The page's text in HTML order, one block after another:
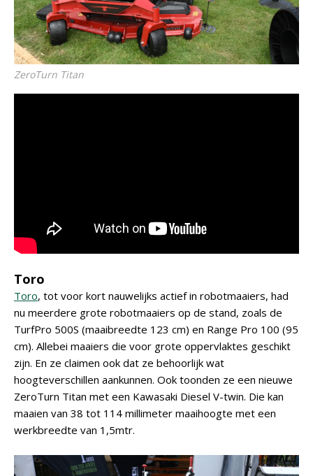
ZeroTurn Titan
Toro
Toro, tot voor kort nauwelijks actief in robotmaaiers, had
nu meerdere grote robotmaaiers op de stand, zoals de
TurfPro 500S (maaibreedte 123 cm) en Range Pro 100 (95
cm). Allebei maaiers die voor grote oppervlaktes geschikt
zijn. En ze claimen ook dat ze behoorlijk wat
hoogteverschillen aankunnen. Ook toonden ze een nieuwe
ZeroTurn Titan met een Kawasaki Diesel V-twin. Die kan
maaien van 38 tot 114 millimeter maaihoogte met een
werkbreedte van 1,5mtr.